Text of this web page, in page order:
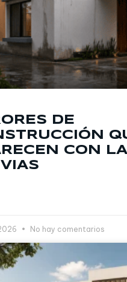
DE
CON
No hay comentarios